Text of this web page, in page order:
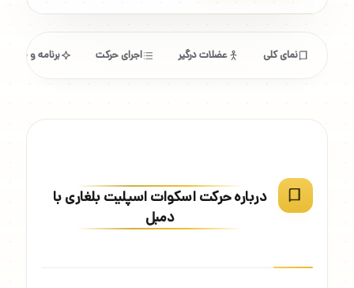
نمای کلی عضلات درگیر اجرای حرکت برنامه و
درباره حرکت اسکوات اسپلیت بلغاری با
دمبل